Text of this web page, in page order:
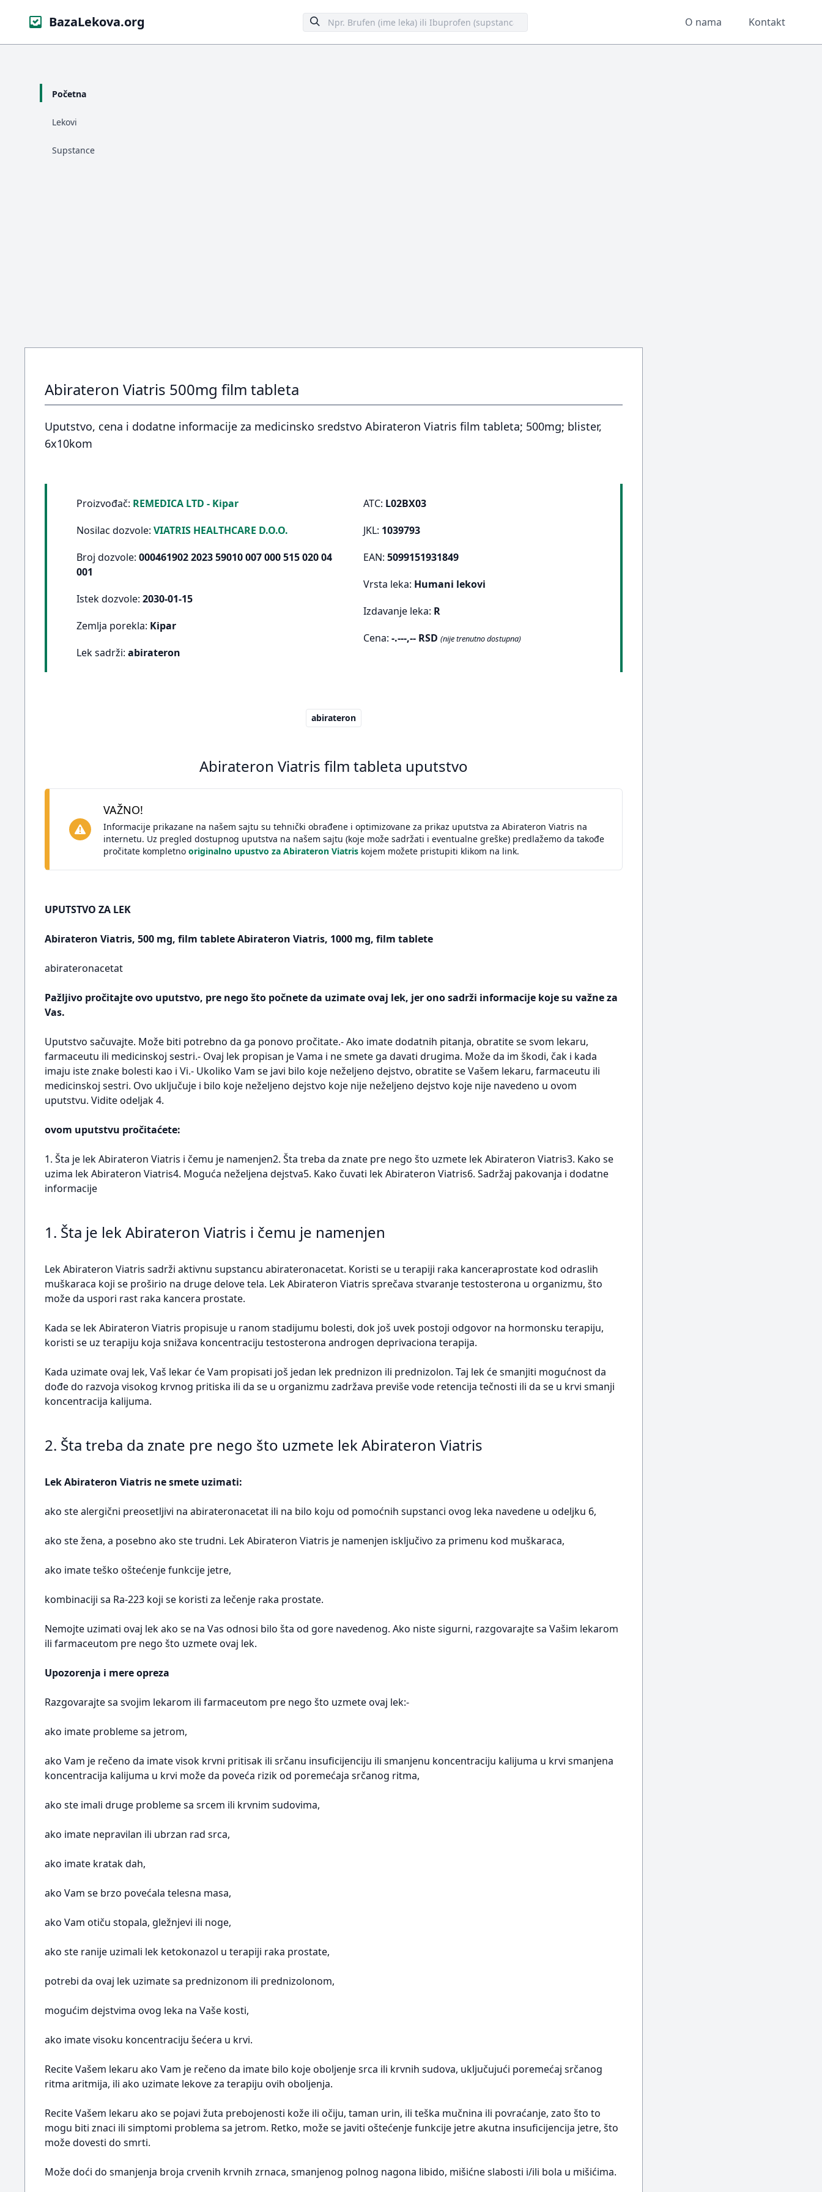
BazaLekova.org O nama Kontakt
Početna
Lekovi
Supstance
Abirateron Viatris 500mg film tableta
Uputstvo, cena i dodatne informacije za medicinsko sredstvo Abirateron Viatris film tableta; 500mg; blister,
6x10kom
Proizvođač: REMEDICA LTD - Kipar
Nosilac dozvole: VIATRIS HEALTHCARE D.O.O.
Broj dozvole: 000461902 2023 59010 007 000 515 020 04
001
Istek dozvole: 2030-01-15
Zemlja porekla: Kipar
Lek sadrži: abirateron
ATC: L02BX03
JKL: 1039793
EAN: 5099151931849
Vrsta leka: Humani lekovi
Izdavanje leka: R
Cena: -.---,-- RSD (nije trenutno dostupna)
abirateron
Abirateron Viatris film tableta uputstvo
VAŽNO!
Informacije prikazane na našem sajtu su tehnički obrađene i optimizovane za prikaz uputstva za Abirateron Viatris na
internetu. Uz pregled dostupnog uputstva na našem sajtu (koje može sadržati i eventualne greške) predlažemo da takođe
pročitate kompletno originalno upustvo za Abirateron Viatris kojem možete pristupiti klikom na link.
UPUTSTVO ZA LEK
Abirateron Viatris, 500 mg, film tablete Abirateron Viatris, 1000 mg, film tablete
abirateronacetat
Pažljivo pročitajte ovo uputstvo, pre nego što počnete da uzimate ovaj lek, jer ono sadrži informacije koje su važne za
Vas.
Uputstvo sačuvajte. Može biti potrebno da ga ponovo pročitate.- Ako imate dodatnih pitanja, obratite se svom lekaru,
farmaceutu ili medicinskoj sestri.- Ovaj lek propisan je Vama i ne smete ga davati drugima. Može da im škodi, čak i kada
imaju iste znake bolesti kao i Vi.- Ukoliko Vam se javi bilo koje neželjeno dejstvo, obratite se Vašem lekaru, farmaceutu ili
medicinskoj sestri. Ovo uključuje i bilo koje neželjeno dejstvo koje nije neželjeno dejstvo koje nije navedeno u ovom
uputstvu. Vidite odeljak 4.
ovom uputstvu pročitaćete:
1. Šta je lek Abirateron Viatris i čemu je namenjen2. Šta treba da znate pre nego što uzmete lek Abirateron Viatris3. Kako se
uzima lek Abirateron Viatris4. Moguća neželjena dejstva5. Kako čuvati lek Abirateron Viatris6. Sadržaj pakovanja i dodatne
informacije
1. Šta je lek Abirateron Viatris i čemu je namenjen
Lek Abirateron Viatris sadrži aktivnu supstancu abirateronacetat. Koristi se u terapiji raka kanceraprostate kod odraslih
muškaraca koji se proširio na druge delove tela. Lek Abirateron Viatris sprečava stvaranje testosterona u organizmu, što
može da uspori rast raka kancera prostate.
Kada se lek Abirateron Viatris propisuje u ranom stadijumu bolesti, dok još uvek postoji odgovor na hormonsku terapiju,
koristi se uz terapiju koja snižava koncentraciju testosterona androgen deprivaciona terapija.
Kada uzimate ovaj lek, Vaš lekar će Vam propisati još jedan lek prednizon ili prednizolon. Taj lek će smanjiti mogućnost da
dođe do razvoja visokog krvnog pritiska ili da se u organizmu zadržava previše vode retencija tečnosti ili da se u krvi smanji
koncentracija kalijuma.
2. Šta treba da znate pre nego što uzmete lek Abirateron Viatris
Lek Abirateron Viatris ne smete uzimati:
ako ste alergični preosetljivi na abirateronacetat ili na bilo koju od pomoćnih supstanci ovog leka navedene u odeljku 6,
ako ste žena, a posebno ako ste trudni. Lek Abirateron Viatris je namenjen isključivo za primenu kod muškaraca,
ako imate teško oštećenje funkcije jetre,
kombinaciji sa Ra-223 koji se koristi za lečenje raka prostate.
Nemojte uzimati ovaj lek ako se na Vas odnosi bilo šta od gore navedenog. Ako niste sigurni, razgovarajte sa Vašim lekarom
ili farmaceutom pre nego što uzmete ovaj lek.
Upozorenja i mere opreza
Razgovarajte sa svojim lekarom ili farmaceutom pre nego što uzmete ovaj lek:-
ako imate probleme sa jetrom,
ako Vam je rečeno da imate visok krvni pritisak ili srčanu insuficijenciju ili smanjenu koncentraciju kalijuma u krvi smanjena
koncentracija kalijuma u krvi može da poveća rizik od poremećaja srčanog ritma,
ako ste imali druge probleme sa srcem ili krvnim sudovima,
ako imate nepravilan ili ubrzan rad srca,
ako imate kratak dah,
ako Vam se brzo povećala telesna masa,
ako Vam otiču stopala, gležnjevi ili noge,
ako ste ranije uzimali lek ketokonazol u terapiji raka prostate,
potrebi da ovaj lek uzimate sa prednizonom ili prednizolonom,
mogućim dejstvima ovog leka na Vaše kosti,
ako imate visoku koncentraciju šećera u krvi.
Recite Vašem lekaru ako Vam je rečeno da imate bilo koje oboljenje srca ili krvnih sudova, uključujući poremećaj srčanog
ritma aritmija, ili ako uzimate lekove za terapiju ovih oboljenja.
Recite Vašem lekaru ako se pojavi žuta prebojenosti kože ili očiju, taman urin, ili teška mučnina ili povraćanje, zato što to
mogu biti znaci ili simptomi problema sa jetrom. Retko, može se javiti oštećenje funkcije jetre akutna insuficijencija jetre, što
može dovesti do smrti.
Može doći do smanjenja broja crvenih krvnih zrnaca, smanjenog polnog nagona libido, mišićne slabosti i/ili bola u mišićima.